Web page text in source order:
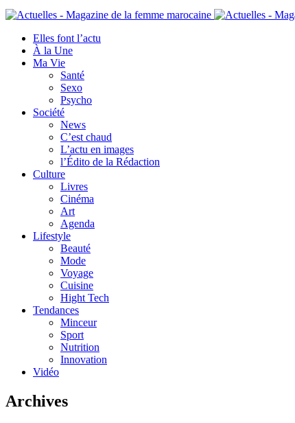
Elles font l’actu
À la Une
Ma Vie
Santé
Sexo
Psycho
Société
News
C’est chaud
L’actu en images
l’Édito de la Rédaction
Culture
Livres
Cinéma
Art
Agenda
Lifestyle
Beauté
Mode
Voyage
Cuisine
Hight Tech
Tendances
Minceur
Sport
Nutrition
Innovation
Vidéo
Archives